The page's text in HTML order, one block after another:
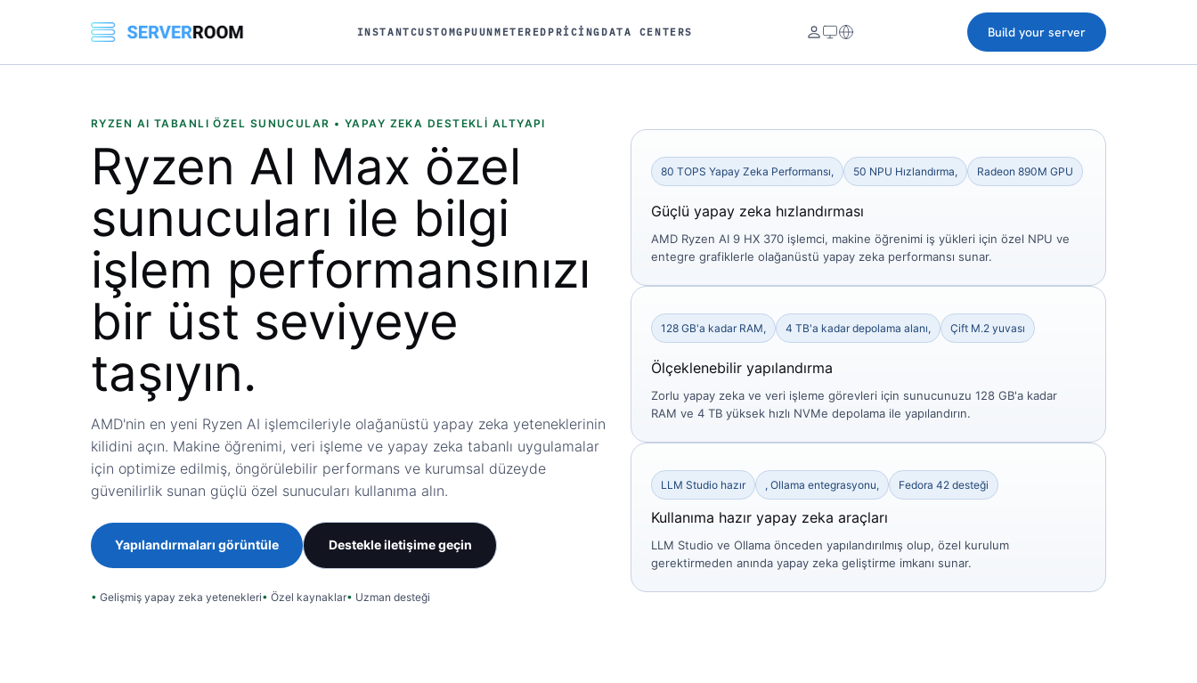
INSTANTCUSTOMGPUUNMETERED PRICING DATA CENTERS Build your server
RYZEN AI TABANLI ÖZEL SUNUCULAR • YAPAY ZEKA DESTEKLI ALTYAPI
Ryzen AI Max özel
sunucuları ile bilgi
işlem performansınızı
bir üst seviyeye
taşıyın.
AMD'nin en yeni Ryzen AI işlemcileriyle olağanüstü yapay zeka yeteneklerinin
kilidini açın. Makine öğrenimi, veri işleme ve yapay zeka tabanlı uygulamalar
için optimize edilmiş, öngörülebilir performans ve kurumsal düzeyde
güvenilirlik sunan güçlü özel sunucuları kullanıma alın.
Yapılandırmaları görüntüle Destekle iletişime geçin
Gelişmiş yapay zeka yetenekleri Özel kaynaklar Uzman desteği
80 TOPS Yapay Zeka Performansı, 50 NPU Hızlandırma, Radeon 890M GPU
Güçlü yapay zeka hızlandırması
AMD Ryzen AI 9 HX 370 işlemci, makine öğrenimi iş yükleri için özel NPU ve
entegre grafiklerle olağanüstü yapay zeka performansı sunar.
128 GB'a kadar RAM, 4 TB'a kadar depolama alanı, Çift M.2 yuvası
Ölçeklenebilir yapılandırma
Zorlu yapay zeka ve veri işleme görevleri için sunucunuzu 128 GB'a kadar
RAM ve 4 TB yüksek hızlı NVMe depolama ile yapılandırın.
LLM Studio hazır , Ollama entegrasyonu, Fedora 42 desteği
Kullanıma hazır yapay zeka araçları
LLM Studio ve Ollama önceden yapılandırılmış olup, özel kurulum
gerektirmeden anında yapay zeka geliştirme imkanı sunar.